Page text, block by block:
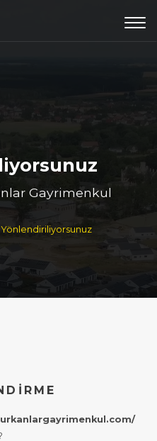
Gayrimenkul
Yönlendiriliyorsunuz